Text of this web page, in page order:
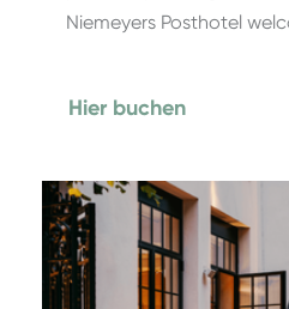
Niemeyers Posthotel
Hier buchen